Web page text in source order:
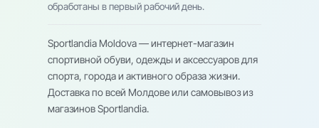
обработаны в первый рабочий день.
Sportlandia Moldova — интернет-магазин
спортивной обуви, одежды и аксессуаров для
спорта, города и активного образа жизни.
Доставка по всей Молдове или самовывоз из
магазинов Sportlandia.